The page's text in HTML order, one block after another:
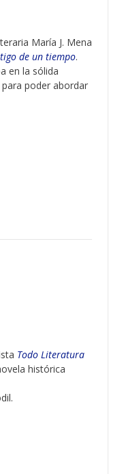
María J. Mena
de un tiempo.
en la sólida
poder abordar
Todo Literatura
histórica